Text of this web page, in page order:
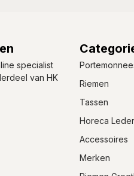
specialist
van HK
Riemen
Tassen
Horeca
Accessoires
Merken